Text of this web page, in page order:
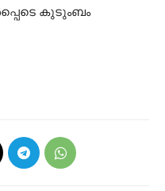
കുടുംബം